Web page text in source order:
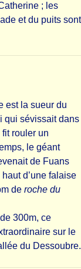
; les
et du puits sont
est la sueur du
qui sévissait dans
rouler un
le géant
de Fuans
d’une falaise
de roche du
300m, ce
sur le
du Dessoubre.